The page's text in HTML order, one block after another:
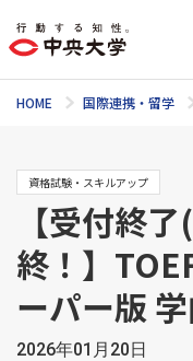
HOME 国際連携・留学
資格試験・スキルアップ
【受付終
終！】
ーパー版
2026年01月20日